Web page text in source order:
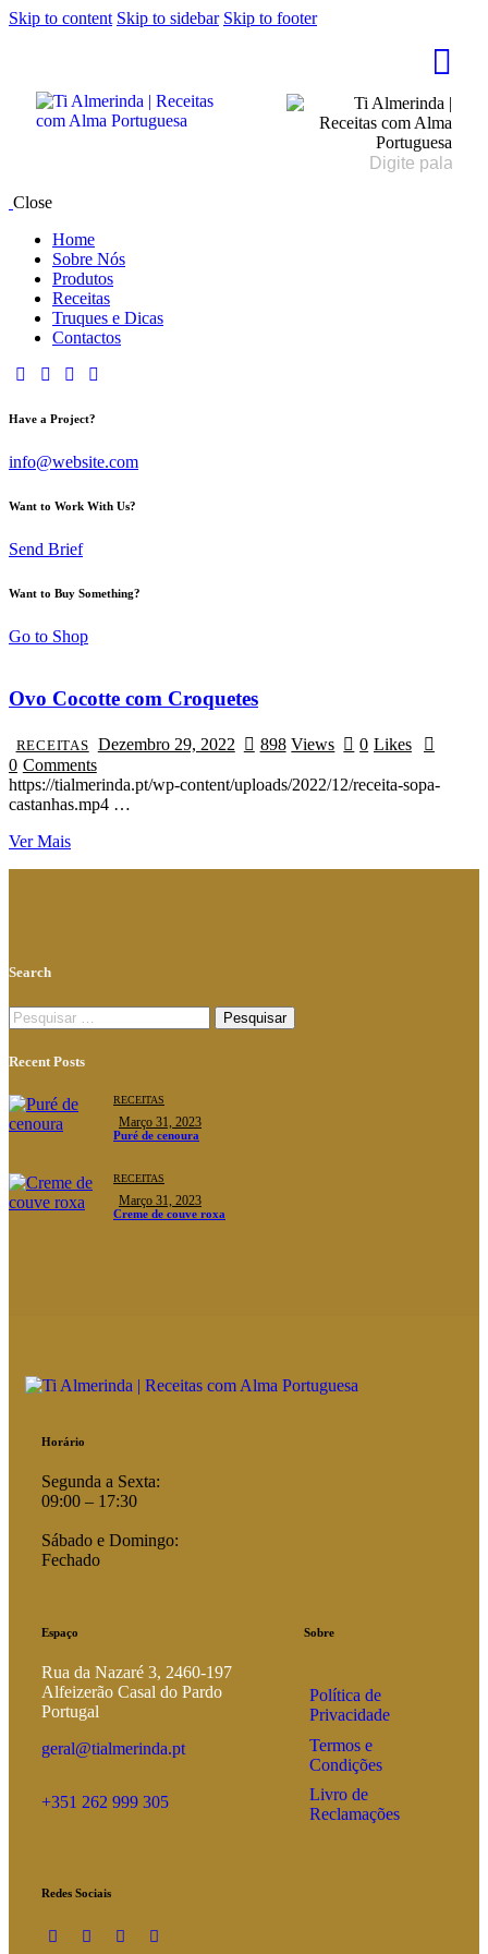
Skip to content Skip to sidebar Skip to footer
Close
Home
Sobre Nós
Produtos
Receitas
Truques e Dicas
Contactos
Have a Project?
info@website.com
Want to Work With Us?
Send Brief
Want to Buy Something?
Go to Shop
Ovo Cocotte com Croquetes
RECEITAS Dezembro 29, 2022 898 Views 0 Likes
0 Comments
https://tialmerinda.pt/wp-content/uploads/2022/12/receita-sopa-
castanhas.mp4 …
Ver Mais
Search
Recent Posts
RECEITAS
Março 31, 2023
Puré de cenoura
RECEITAS
Março 31, 2023
Creme de couve roxa
Horário
Segunda a Sexta:
09:00 – 17:30
Sábado e Domingo:
Fechado
Espaço
Rua da Nazaré 3, 2460-197
Alfeizerão Casal do Pardo
Portugal
geral@tialmerinda.pt
+351 262 999 305
Sobre
Política de
Privacidade
Termos e
Condições
Livro de
Reclamações
Redes Sociais